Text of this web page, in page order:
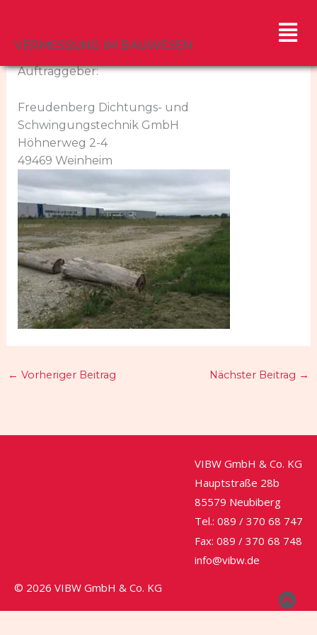
springen
VERMESSUNG IM BAUWESEN
Menü
Auftraggeber:
Freudenberg Dichtungs- und
Schwingungstechnik GmbH
Höhnerweg 2-4
49469 Weinheim
← Vorheriger Beitrag Nächster Beitrag →
VIBW GmbH & Co. KG
Hauptstraße 28b
85579 Neubiberg
Tel.: 089 / 370 68 747
Fax: 089 / 370 68 748
info@vibw.de
© 2026 VIBW GmbH & Co. KG